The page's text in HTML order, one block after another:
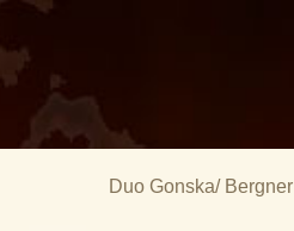
Duo Gonska/ Bergner